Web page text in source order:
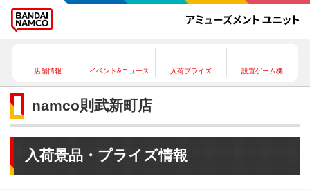
店舗情報 イベント&ニュース 入荷プライズ 設置ゲーム機
namco則武新町店
入荷景品・プライズ情報